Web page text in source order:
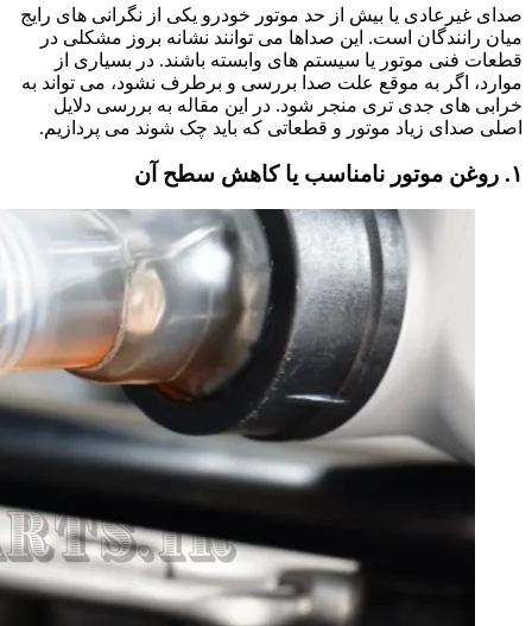
صدای غیرعادی یا بیش‌ از حد موتور خودرو یکی از نگرانی‌ های رایج
میان رانندگان است. این صداها می‌ توانند نشانه‌ بروز مشکلی در
قطعات فنی موتور یا سیستم‌ های وابسته باشند. در بسیاری از
موارد، اگر به‌ موقع علت صدا بررسی و برطرف نشود، می‌ تواند به
خرابی‌ های جدی‌ تری منجر شود. در این مقاله به بررسی دلایل
اصلی صدای زیاد موتور و قطعاتی که باید چک شوند می‌ پردازیم.
۱. روغن موتور نامناسب یا کاهش سطح آن